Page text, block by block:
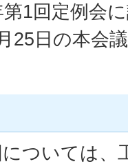
1回定例会
25日の本会
ついては、